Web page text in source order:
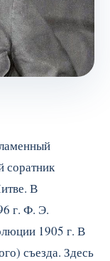
соратник
В
г. Ф. Э.
1905 г. В
съезда. Здесь